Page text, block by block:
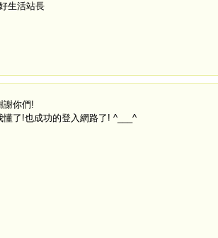
生活站長
謝你們!
懂了!也成功的登入網路了! ^___^